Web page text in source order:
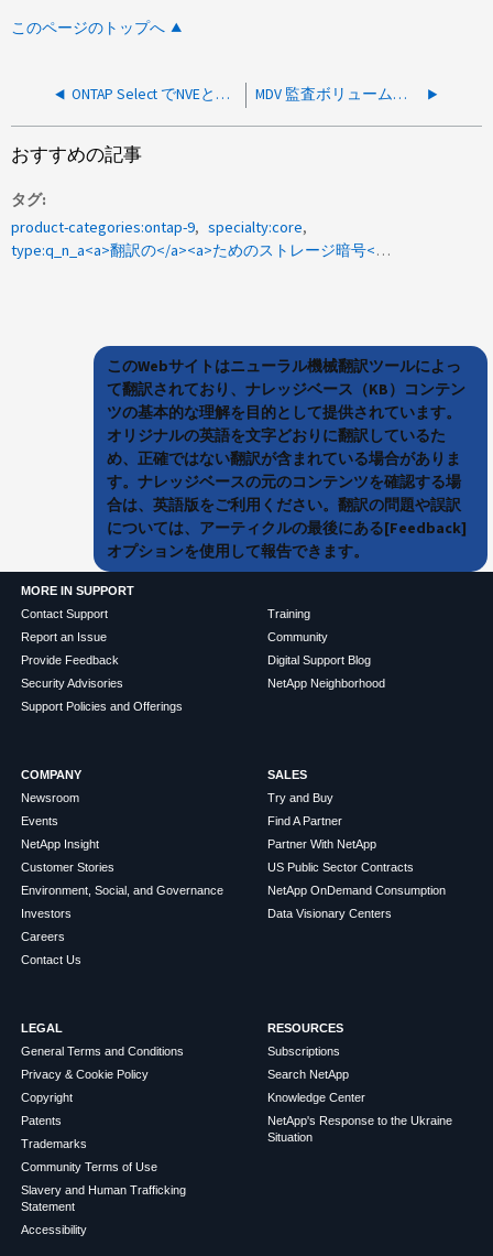
このページのトップへ
ONTAP Select でNVEとNAEを使用できますか？ MDV 監査ボリュームは暗号化できますか？
おすすめの記事
タグ
product-categories:ontap-9
specialty:core
type:q_n_a<a>翻訳の</a><a>ためのストレージ暗号</a>化
このWebサイトはニューラル機械翻訳ツールによっ
て翻訳されており、ナレッジベース（KB）コンテン
ツの基本的な理解を目的として提供されています。
オリジナルの英語を文字どおりに翻訳しているた
め、正確ではない翻訳が含まれている場合がありま
す。ナレッジベースの元のコンテンツを確認する場
合は、英語版をご利用ください。翻訳の問題や誤訳
については、アーティクルの最後にある[Feedback]
オプションを使用して報告できます。
MORE IN SUPPORT
Contact Support
Report an Issue
Provide Feedback
Security Advisories
Support Policies and Offerings
Training
Community
Digital Support Blog
NetApp Neighborhood
COMPANY
Newsroom
Events
NetApp Insight
Customer Stories
Environment, Social, and Governance
Investors
Careers
Contact Us
SALES
Try and Buy
Find A Partner
Partner With NetApp
US Public Sector Contracts
NetApp OnDemand Consumption
Data Visionary Centers
LEGAL
General Terms and Conditions
Privacy & Cookie Policy
Copyright
Patents
Trademarks
Community Terms of Use
Slavery and Human Trafficking
Statement
Accessibility
RESOURCES
Subscriptions
Search NetApp
Knowledge Center
NetApp's Response to the Ukraine
Situation